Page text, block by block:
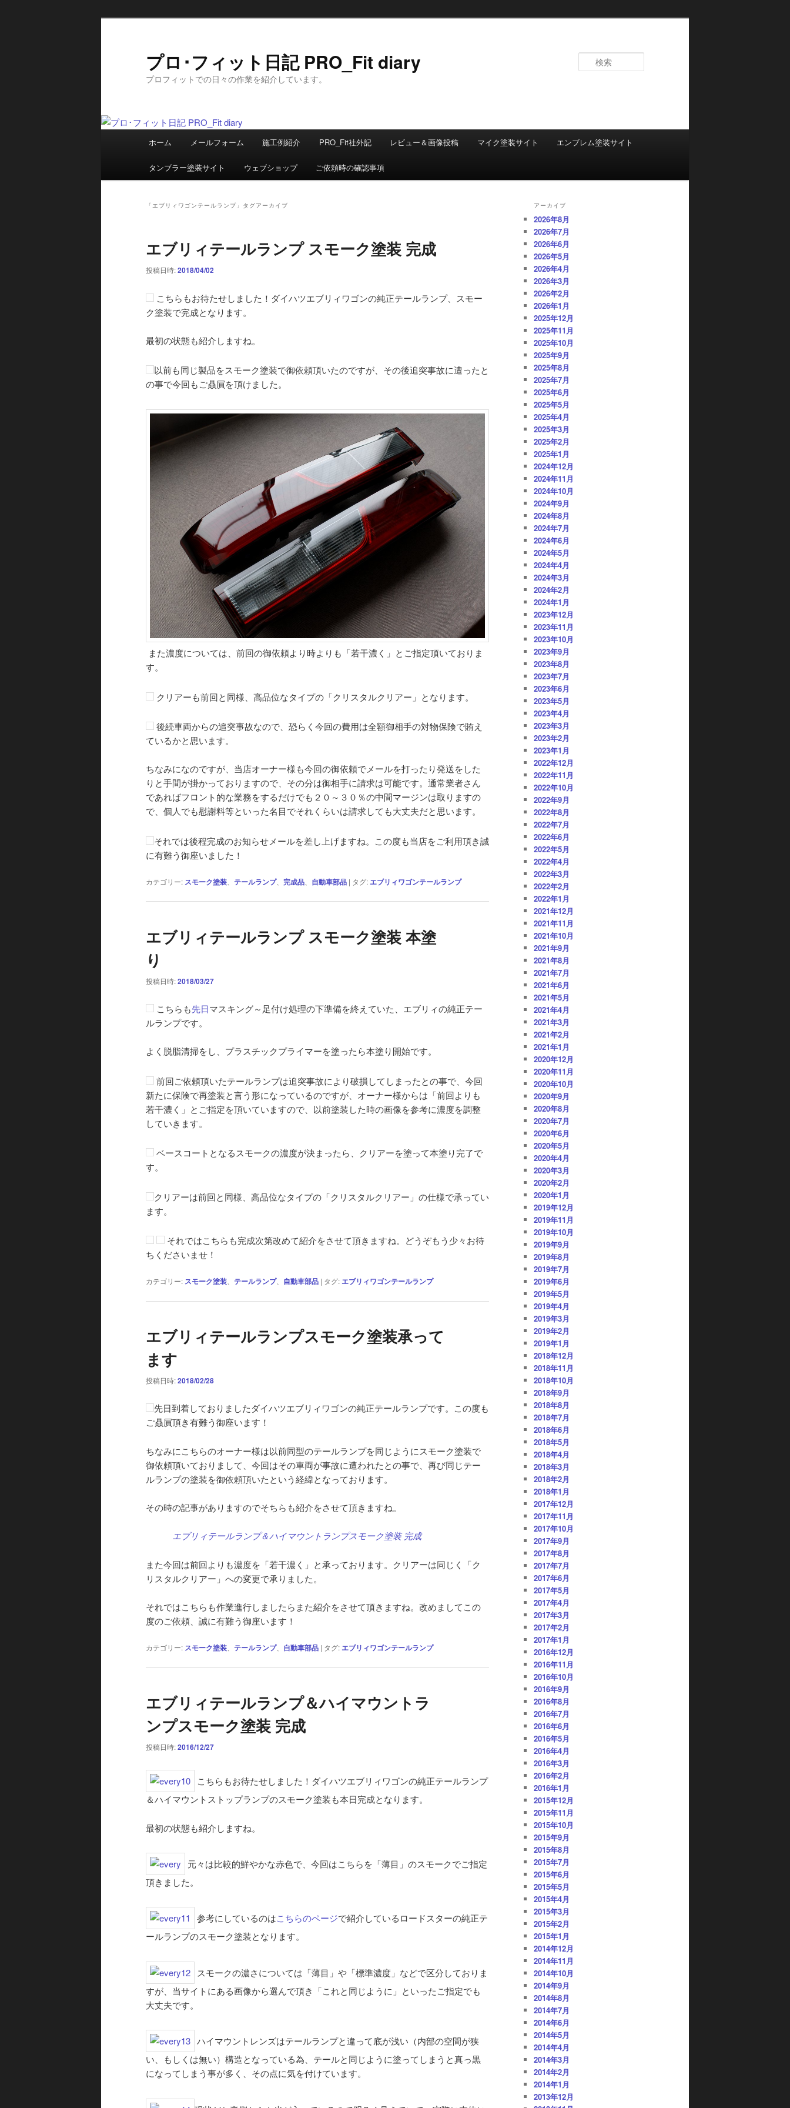
プロ･フィット日記 PRO_Fit diary
プロフィットでの日々の作業を紹介しています。
メ
ホーム メールフォーム 施工例紹介 PRO_Fit社外記 レビュー＆画像投稿 マイク塗装サイト エンブレム塗装サイト
タンブラー塗装サイト ウェブショップ ご依頼時の確認事項
「エブリィワゴンテールランプ 」タグアーカイブ
エブリィテールランプ スモーク塗装 完成
投稿日時:2018/04/02
こちらもお待たせしました！ダイハツエブリィワゴンの純正テールランプ、スモー
ク塗装で完成となります。
最初の状態も紹介しますね。
以前も同じ製品をスモーク塗装で御依頼頂いたのですが、その後追突事故に遭ったと
の事で今回もご贔屓を頂けました。
また濃度については、前回の御依頼より時よりも「若干濃く」とご指定頂いておりま
す。
クリアーも前回と同様、高品位なタイプの「クリスタルクリアー」となります。
後続車両からの追突事故なので、恐らく今回の費用は全額御相手の対物保険で賄え
ているかと思います。
ちなみになのですが、当店オーナー様も今回の御依頼でメールを打ったり発送をした
りと手間が掛かっておりますので、その分は御相手に請求は可能です。通常業者さん
であればフロント的な業務をするだけでも２０～３０％の中間マージンは取りますの
で、個人でも慰謝料等といった名目でそれくらいは請求しても大丈夫だと思います。
それでは後程完成のお知らせメールを差し上げますね。この度も当店をご利用頂き誠
に有難う御座いました！
カテゴリー: スモーク塗装 テールランプ、 完成品 自動車部品 | タグ: エブリィワゴンテールランプ
エブリィテールランプ スモーク塗装 本塗
り
投稿日時:2018/03/27
こちらも先日マスキング～足付け処理の下準備を終えていた、エブリィの純正テー
ルランプです。
よく脱脂清掃をし、プラスチックプライマーを塗ったら本塗り開始です。
前回ご依頼頂いたテールランプは追突事故により破損してしまったとの事で、今回
新たに保険で再塗装と言う形になっているのですが、オーナー様からは「前回よりも
若干濃く」とご指定を頂いていますので、以前塗装した時の画像を参考に濃度を調整
していきます。
ベースコートとなるスモークの濃度が決まったら、クリアーを塗って本塗り完了で
す。
クリアーは前回と同様、高品位なタイプの「クリスタルクリアー」の仕様で承ってい
ます。
それではこちらも完成次第改めて紹介をさせて頂きますね。どうぞもう少々お待
ちくださいませ！
カテゴリー: スモーク塗装 テールランプ、 自動車部品 | タグ: エブリィワゴンテールランプ
エブリィテールランプスモーク塗装承って
ます
投稿日時:2018/02/28
先日到着しておりましたダイハツエブリィワゴンの純正テールランプです。この度も
ご贔屓頂き有難う御座います！
ちなみにこちらのオーナー様は以前同型のテールランプを同じようにスモーク塗装で
御依頼頂いておりまして、今回はその車両が事故に遭われたとの事で、再び同じテー
ルランプの塗装を御依頼頂いたという経緯となっております。
その時の記事がありますのでそちらも紹介をさせて頂きますね。
エブリィテールランプ＆ハイマウントランプスモーク塗装 完成
また今回は前回よりも濃度を「若干濃く」と承っております。クリアーは同じく「ク
リスタルクリアー」への変更で承りました。
それではこちらも作業進行しましたらまた紹介をさせて頂きますね。改めましてこの
度のご依頼、誠に有難う御座います！
カテゴリー: スモーク塗装、 テールランプ、 自動車部品 | タグ: エブリィワゴンテールランプ
エブリィテールランプ＆ハイマウントラ
ンプスモーク塗装 完成
投稿日時:2016/12/27
こちらもお待たせしました！ダイハツエブリィワゴンの純正テールランプ
＆ハイマウントストップランプのスモーク塗装も本日完成となります。
最初の状態も紹介しますね。
元々は比較的鮮やかな赤色で、今回はこちらを「薄目」のスモークでご指定
頂きました。
参考にしているのはこちらのページで紹介しているロードスターの純正テ
ールランプのスモーク塗装となります。
スモークの濃さについては「薄目」や「標準濃度」などで区分しておりま
すが、当サイトにある画像から選んで頂き「これと同じように」といったご指定でも
大丈夫です。
ハイマウントレンズはテールランプと違って底が浅い（内部の空間が狭
い、もしくは無い）構造となっている為、テールと同じように塗ってしまうと真っ黒
になってしまう事が多く、その点に気を付けています。
アーカイブ
2026年8月
2026年7月
2026年6月
2026年5月
2026年4月
2026年3月
2026年2月
2026年1月
2025年12月
2025年11月
2025年10月
2025年9月
2025年8月
2025年7月
2025年6月
2025年5月
2025年4月
2025年3月
2025年2月
2025年1月
2024年12月
2024年11月
2024年10月
2024年9月
2024年8月
2024年7月
2024年6月
2024年5月
2024年4月
2024年3月
2024年2月
2024年1月
2023年12月
2023年11月
2023年10月
2023年9月
2023年8月
2023年7月
2023年6月
2023年5月
2023年4月
2023年3月
2023年2月
2023年1月
2022年12月
2022年11月
2022年10月
2022年9月
2022年8月
2022年7月
2022年6月
2022年5月
2022年4月
2022年3月
2022年2月
2022年1月
2021年12月
2021年11月
2021年10月
2021年9月
2021年8月
2021年7月
2021年6月
2021年5月
2021年4月
2021年3月
2021年2月
2021年1月
2020年12月
2020年11月
2020年10月
2020年9月
2020年8月
2020年7月
2020年6月
2020年5月
2020年4月
2020年3月
2020年2月
2020年1月
2019年12月
2019年11月
2019年10月
2019年9月
2019年8月
2019年7月
2019年6月
2019年5月
2019年4月
2019年3月
2019年2月
2019年1月
2018年12月
2018年11月
2018年10月
2018年9月
2018年8月
2018年7月
2018年6月
2018年5月
2018年4月
2018年3月
2018年2月
2018年1月
2017年12月
2017年11月
2017年10月
2017年9月
2017年8月
2017年7月
2017年6月
2017年5月
2017年4月
2017年3月
2017年2月
2017年1月
2016年12月
2016年11月
2016年10月
2016年9月
2016年8月
2016年7月
2016年6月
2016年5月
2016年4月
2016年3月
2016年2月
2016年1月
2015年12月
2015年11月
2015年10月
2015年9月
2015年8月
2015年7月
2015年6月
2015年5月
2015年4月
2015年3月
2015年2月
2015年1月
2014年12月
2014年11月
2014年10月
2014年9月
2014年8月
2014年7月
2014年6月
2014年5月
2014年4月
2014年3月
2014年2月
2014年1月
2013年12月